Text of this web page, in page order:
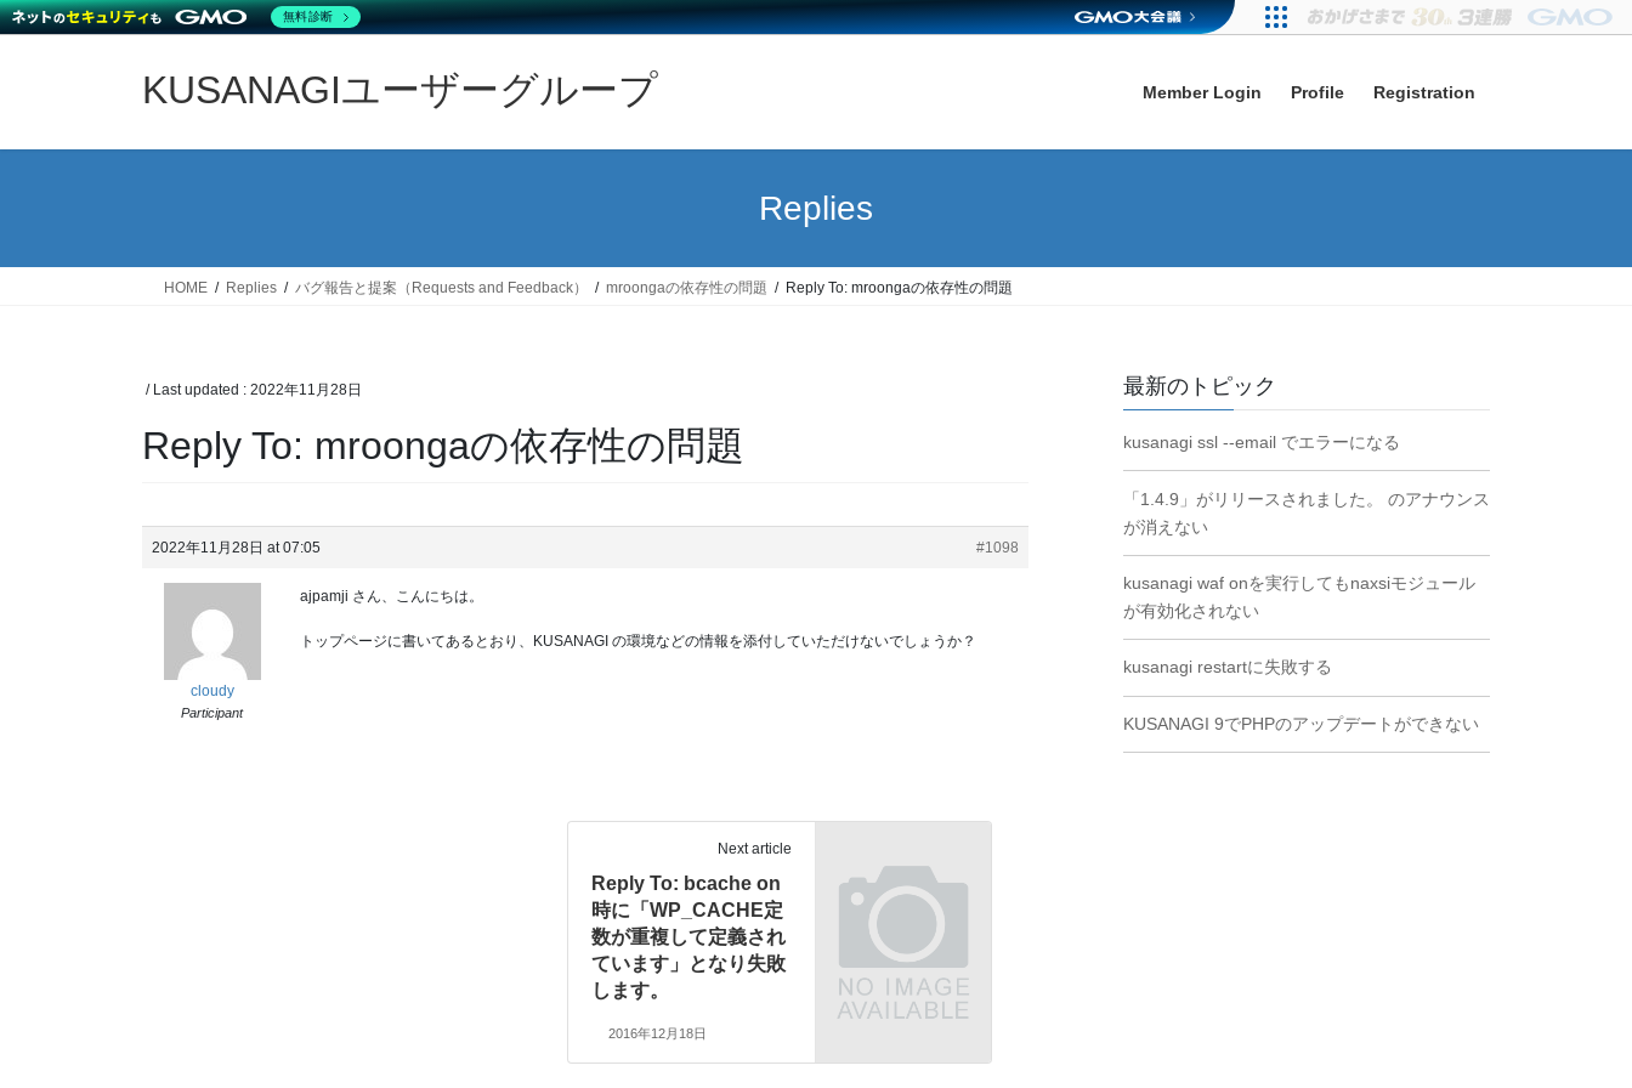
KUSANAGIユーザーグループ Member Login Profile Registration
Replies
HOME Replies バグ報告と提案（Requests and Feedback） mroongaの依存性の問題 Reply To: mroongaの依存性の問題
/ Last updated : 2022年11月28日
Reply To: mroongaの依存性の問題
2022年11月28日 at 07:05 #1098
cloudy
Participant
ajpamji さん、こんにちは。
トップページに書いてあるとおり、KUSANAGI の環境などの情報を添付していただけないでしょうか？
Next article
Reply To: bcache on
時に「WP_CACHE定
数が重複して定義され
ています」となり失敗
します。
2016年12月18日
最新のトピック
kusanagi ssl --email でエラーになる
「1.4.9」がリリースされました。 のアナウンス
が消えない
kusanagi waf onを実行してもnaxsiモジュール
が有効化されない
kusanagi restartに失敗する
KUSANAGI 9でPHPのアップデートができない
無料診断